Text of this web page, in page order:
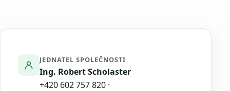
JEDNATEL SPOLEČNOSTI
Ing. Robert Scholaster
+420 602 757 820 ·